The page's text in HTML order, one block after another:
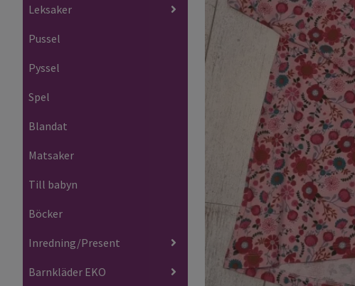
Leksaker
Pussel
Pyssel
Spel
Blandat
Matsaker
Till babyn
Böcker
Inredning/Present
Barnkläder EKO